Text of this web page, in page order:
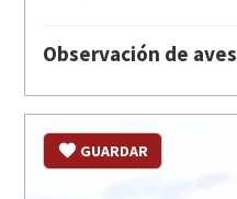
Observación de aves
GUARDAR